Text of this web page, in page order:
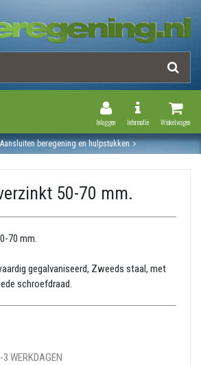
Winkelwagen
Toggle
Informatie
Inloggen
Aansluiten beregening en hulpstukken
50-70 mm.
70 mm.
gegalvaniseerd, Zweeds staal, met
schroefdraad.
WERKDAGEN